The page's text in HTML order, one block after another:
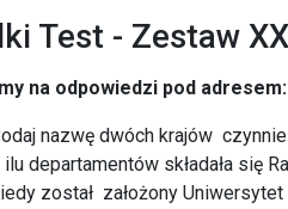
Test - Zestaw
na odpowiedzi pod adresem:
nazwę dwóch krajów
ilu departamentów składała się
został założony